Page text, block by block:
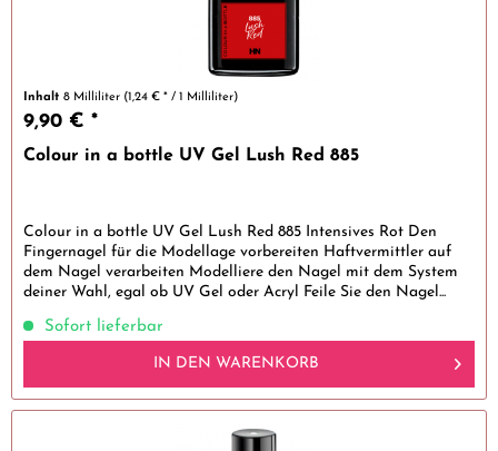
Inhalt8 Milliliter (1,24 € * / 1 Milliliter)
9,90 € *
Colour in a bottle UV Gel Lush Red 885
Colour in a bottle UV Gel Lush Red 885 Intensives Rot Den
Fingernagel für die Modellage vorbereiten Haftvermittler auf
dem Nagel verarbeiten Modelliere den Nagel mit dem System
deiner Wahl, egal ob UV Gel oder Acryl Feile Sie den Nagel...
Sofort lieferbar
IN DEN WARENKORB